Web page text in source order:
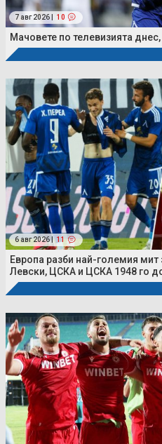
7 авг 2026 | 10
Мачовете по телевизията днес,
6 авг 2026 | 11
Европа разби най-големия
Левски, ЦСКА и ЦСКА 1948 го